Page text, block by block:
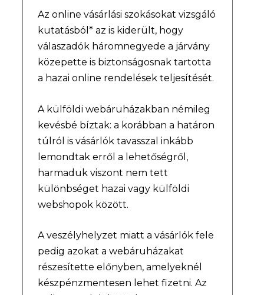
Az online vásárlási szokásokat vizsgáló
kutatásból* az is kiderült, hogy
válaszadók háromnegyede a járvány
közepette is biztonságosnak tartotta
a hazai online rendelések teljesítését.
A külföldi webáruházakban némileg
kevésbé bíztak: a korábban a határon
túlról is vásárlók tavasszal inkább
lemondtak erről a lehetőségről,
harmaduk viszont nem tett
különbséget hazai vagy külföldi
webshopok között.
A veszélyhelyzet miatt a vásárlók fele
pedig azokat a webáruházakat
részesítette előnyben, amelyeknél
készpénzmentesen lehet fizetni. Az